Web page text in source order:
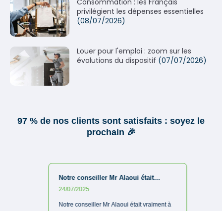
Consommation : les Français
privilégient les dépenses essentielles
(08/07/2026)
Louer pour l'emploi : zoom sur les
évolutions du dispositif (07/07/2026)